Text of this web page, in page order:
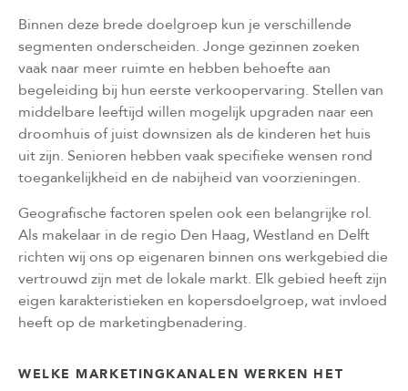
Binnen deze brede doelgroep kun je verschillende
segmenten onderscheiden. Jonge gezinnen zoeken
vaak naar meer ruimte en hebben behoefte aan
begeleiding bij hun eerste verkoopervaring. Stellen van
middelbare leeftijd willen mogelijk upgraden naar een
droomhuis of juist downsizen als de kinderen het huis
uit zijn. Senioren hebben vaak specifieke wensen rond
toegankelijkheid en de nabijheid van voorzieningen.
Geografische factoren spelen ook een belangrijke rol.
Als makelaar in de regio Den Haag, Westland en Delft
richten wij ons op eigenaren binnen ons werkgebied die
vertrouwd zijn met de lokale markt. Elk gebied heeft zijn
eigen karakteristieken en kopersdoelgroep, wat invloed
heeft op de marketingbenadering.
WELKE MARKETINGKANALEN WERKEN HET